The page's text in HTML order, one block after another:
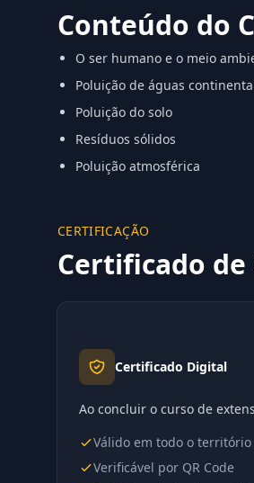
Conteúdo do
O ser humano e o meio
Poluição de águas
Poluição do solo
Resíduos sólidos
Poluição atmosférica
CERTIFICAÇÃO
Certificado de
Certificado Digital
Ao concluir o curso de
Válido em todo o
Verificável por QR Code